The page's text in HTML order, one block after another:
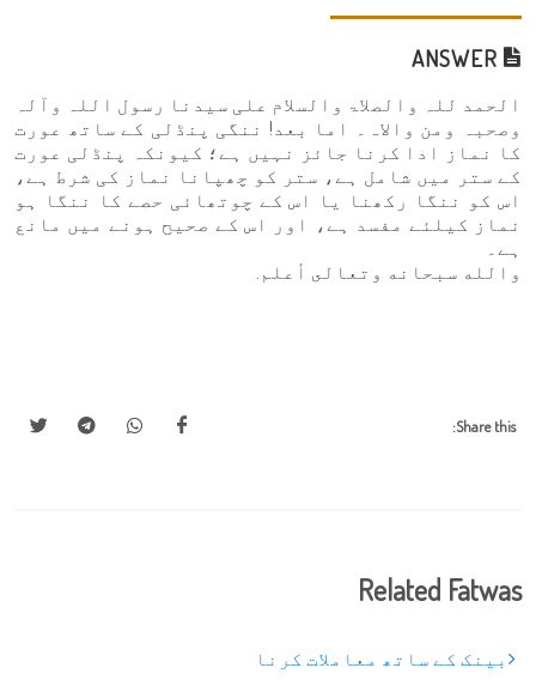
الحمد للہ والصلاۃ والسلام علی سیدنا رسول اللہ وآلہ
وصحبہ ومن والاہ۔ اما بعد! ننگی پنڈلی کے ساتھ عورت
کا نماز ادا کرنا جائز نہیں ہے؛ کیونکہ پنڈلی عورت
کے ستر میں شامل ہے، ستر کو چھپانا نماز کی شرط ہے،
اس کو ننگا رکھنا یا اس کے چوتھائی حصے کا ننگا ہو
نماز کیلئے مفسد ہے، اور اس کے صحیح ہونے میں مانع
ہے۔
والله سبحانه وتعالى أعلم.
Share this:
Related Fatwas
بینک کے ساتھ معاملات کرنا